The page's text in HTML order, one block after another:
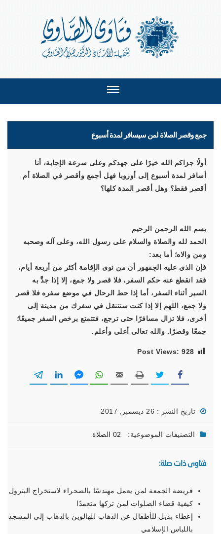
جمع وقصر الصلاة لمن سيسافر لمدة أسبوع
أولًا جزاكم الله خيرًا على جهدكم وعلى سرعة الإجابة، أنا
أسافر لمدة أسبوع إلى أوروبا فهل أجمع وأقصر في الصلاة أم
أقصر فقط؟ وهل أقصر المدة كلها؟
بسم الله الرحمن الرحيم
الحمد لله والصلاة والسلام على رسول الله، وعلى آله وصحبه
ومن والاه؛ أما بعد:
فإن الذي عليه الجمهور أن من نوى الإقامة أكثر من أربعة أيام،
فقد انقطع عنه حكم السفر، فلا قصر ولا جمع، إلا إذا جدَّ به
السير أثناء السفر، أما إذا حط الرحال في موضع سفره فلا قصر
ولا جمع، اللهم إلا إذا كنت ستتنقل في سفرك من مدينة إلى
أخرى، فلا تزال مسافرًا حتى ترجع، فتتمتع برخص السفر جميعًا؛
جمعًا وقصرًا. والله تعالى أعلى وأعلم.
Post Views: 928
تاريخ النشر : 26 ديسمبر, 2017
التصنيفات الموضوعية: 02 الصلاة
فتاوى ذات صلة:
فريضة الجمعة لمن يعمل مهندسًا بالصحراء لاستخراج البترول
كيفية قضاء الصلوات لمن تركها متعمدًا
إعطاء بديل للأطفال عن الذهاب للهالوين بالذهاب إلى المسجد
باللباس الإسلامي